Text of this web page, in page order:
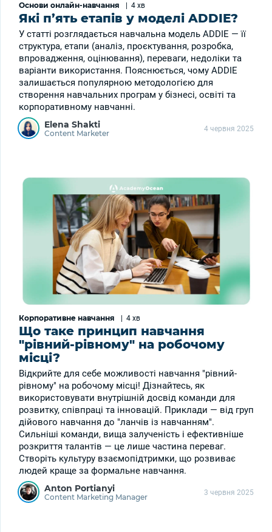
Основи онлайн-навчання 4 хв
Які п’ять етапів у моделі ADDIE?
У статті розглядається навчальна модель ADDIE — її
структура, етапи (аналіз, проєктування, розробка,
впровадження, оцінювання), переваги, недоліки та
варіанти використання. Пояснюється, чому ADDIE
залишається популярною методологією для
створення навчальних програм у бізнесі, освіті та
корпоративному навчанні.
Elena Shakti
Content Marketer 4 червня 2025
Корпоративне навчання 4 хв
Що таке принцип навчання
"рівний-рівному" на робочому
місці?
Відкрийте для себе можливості навчання "рівний-
рівному" на робочому місці! Дізнайтесь, як
використовувати внутрішній досвід команди для
розвитку, співпраці та інновацій. Приклади — від груп
дійового навчання до "ланчів із навчанням".
Сильніші команди, вища залученість і ефективніше
розкриття талантів — це лише частина переваг.
Створіть культуру взаємопідтримки, що розвиває
людей краще за формальне навчання.
Anton Portianyi
Content Marketing Manager 3 червня 2025